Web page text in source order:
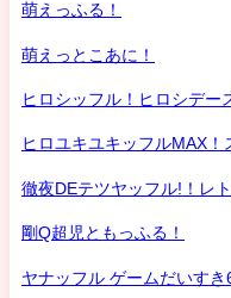
萌えっふる！
萌えっとこあに！
ヒロシッフル！ヒロシデー
ヒロユキユキッフルMAX！
徹夜DEテツヤッフル!！レ
剛Q超児ともっふる！
ヤナッフル ゲームだいすき